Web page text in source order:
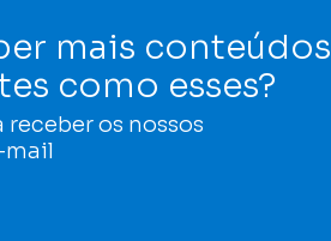
mais conteúdos
como esses?
os nossos
mail